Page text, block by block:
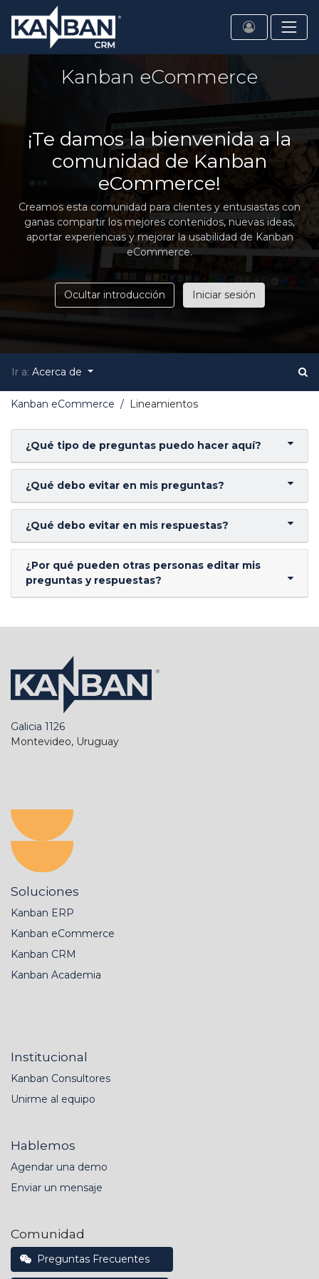
Kanban eCommerce
¡Te damos la bienvenida a la
comunidad de Kanban
eCommerce!
Creamos esta comunidad para clientes y entusiastas con
ganas compartir los mejores contenidos, nuevas ideas,
aportar experiencias y mejorar la usabilidad de Kanban
eCommerce.
Ocultar introducción Iniciar sesión
Ir a: Acerca de
Kanban eCommerce Lineamientos
¿Qué tipo de preguntas puedo hacer aquí?
¿Qué debo evitar en mis preguntas?
¿Qué debo evitar en mis respuestas?
¿Por qué pueden otras personas editar mis
preguntas y respuestas?
Galicia 1126
Montevideo, Uruguay
Soluciones
Kanban ERP
Kanban eCommerce
Kanban CRM
Kanban Academia
Institucional
Kanban Consultores
Unirme al equipo
Hablemos
Agendar una demo
Enviar un mensaje
Comunidad
Preguntas Frecuentes